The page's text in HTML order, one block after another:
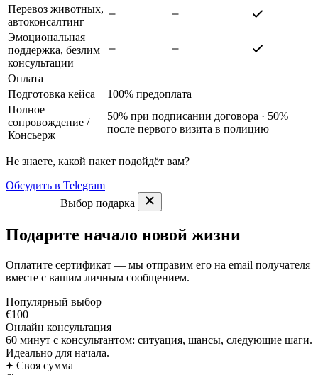
Перевоз животных,
автоконсалтинг
Эмоциональная
поддержка, безлим
консультации
Оплата
Подготовка кейса
100% предоплата
Полное
сопровождение /
Консьерж
50% при подписании договора · 50%
после первого визита в полицию
Не знаете, какой пакет подойдёт вам?
Обсудить в Telegram
Выбор подарка
Подарите начало новой жизни
Оплатите сертификат — мы отправим его на email получателя
вместе с вашим личным сообщением.
Популярный выбор
€100
Онлайн консультация
60 минут с консультантом: ситуация, шансы, следующие шаги.
Идеально для начала.
Своя сумма